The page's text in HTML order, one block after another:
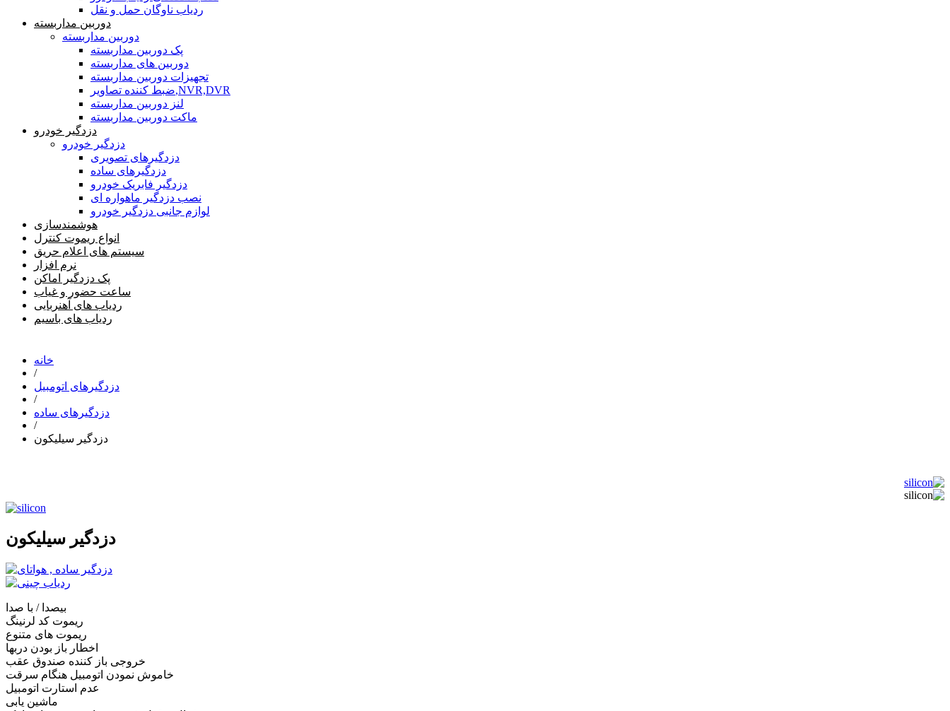
ردیاب ناوگان حمل و نقل
دوربین مداربسته
دوربین مداربسته
پک دوربین مداربسته
دوربین های مداربسته
تجهیزات دوربین مداربسته
ضبط کننده تصاویر,NVR,DVR
لنز دوربین مداربسته
ماکت دوربین مداربسته
دزدگیر خودرو
دزدگیر خودرو
دزدگیرهای تصویری
دزدگیرهای ساده
دزدگیر فابریک خودرو
نصب دزدگیر ماهواره ای
لوازم جانبی دزدگیر خودرو
هوشمندسازی
انواع ریموت کنترل
سیستم های اعلام حریق
نرم افزار
پک دزدگیر اماکن
ساعت حضور و غیاب
ردیاب های آهنربایی
ردیاب های باسیم
خانه
/
دزدگیرهای اتومبیل
/
دزدگیرهای ساده
/
دزدگیر سیلیکون
دزدگیر سیلیکون
بیصدا / با صدا
ریموت کد لرنینگ
ریموت های متنوع
اخطار باز بودن دربها
خروجی باز کننده صندوق عقب
خاموش نمودن اتومبیل هنگام سرقت
عدم استارت اتومبیل
ماشین یابی